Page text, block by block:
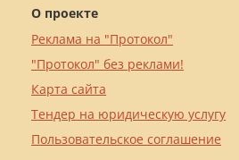
О проекте
Реклама на "Протокол"
"Протокол" без реклами!
Карта сайта
Тендер на юридическую услугу
Пользовательское соглашение